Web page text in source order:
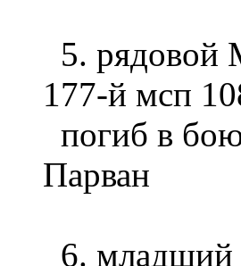
5. рядовой
177-й мсп
погиб в
Парван
6. младший